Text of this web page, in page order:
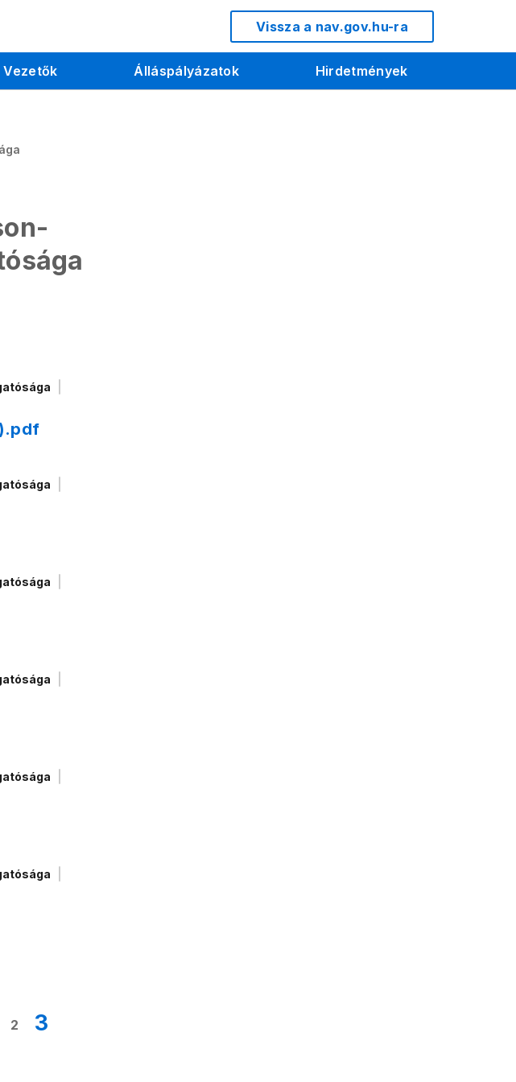
Vissza a nav.gov.hu-ra
Vezetők Álláspályázatok Hirdetmények
2 3